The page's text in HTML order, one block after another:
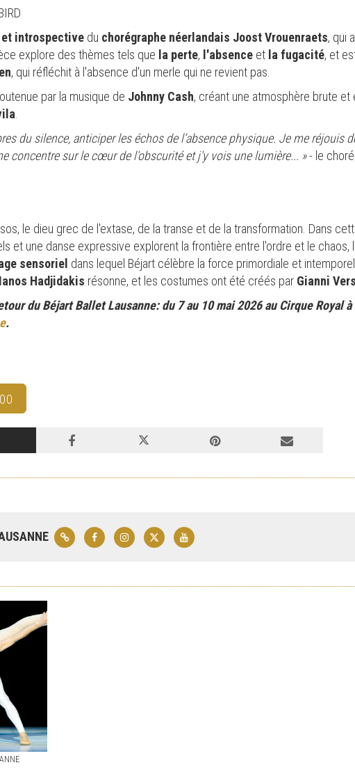
et introspective du chorégraphe néerlandais Joost Vrouenraets, qui
explore des thèmes tels que la perte, l'absence et la fugacité, et
, qui réfléchit à l'absence d'un merle qui ne revient pas.
par la musique de Johnny Cash, créant une atmosphère brute
du silence, anticiper les échos de l’absence physique. Je me réjouis
concentre sur le cœur de l'obscurité et j'y vois une lumière... »- le
le dieu grec de l'extase, de la transe et de la transformation. Dans
et une danse expressive explorent la frontière entre l'ordre et le chaos,
sensoriel dans lequel Béjart célèbre la force primordiale et
Hadjidakis résonne, et les costumes ont été créés par Gianni
du Béjart Ballet Lausanne: du 7 au 10 mai 2026 au Cirque
.